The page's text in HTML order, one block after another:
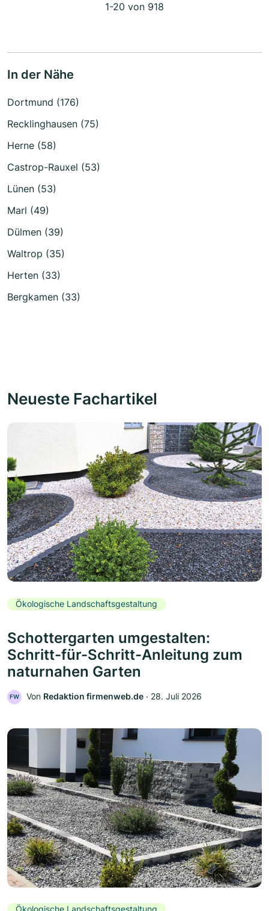
1-20 von 918
In der Nähe
Dortmund (176)
Recklinghausen (75)
Herne (58)
Castrop-Rauxel (53)
Lünen (53)
Marl (49)
Dülmen (39)
Waltrop (35)
Herten (33)
Bergkamen (33)
Neueste Fachartikel
Ökologische Landschaftsgestaltung
Schottergarten umgestalten:
Schritt-für-Schritt-Anleitung zum
naturnahen Garten
FW Von Redaktion firmenweb.de ‧ 28. Juli 2026